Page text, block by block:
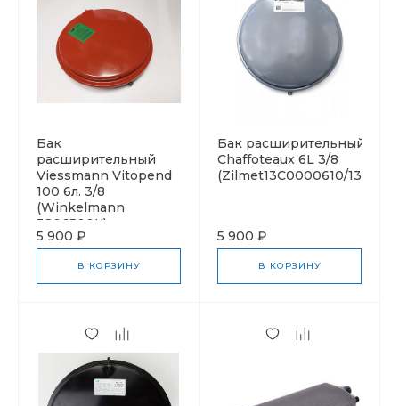
Бак
расширительный
Viessmann Vitopend
100 6л. 3/8
(Winkelmann
3206500К)
5 900 ₽
В КОРЗИНУ
Бак расширительный
Сhaffoteaux 6L 3/8
(Zilmet13С0000610/
5 900 ₽
В КОРЗИНУ